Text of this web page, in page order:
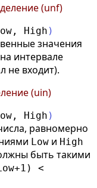
(unf)
, High )
значения
интервале
не входит).
(uin)
, High )
равномерно
Low и High
быть такими
<